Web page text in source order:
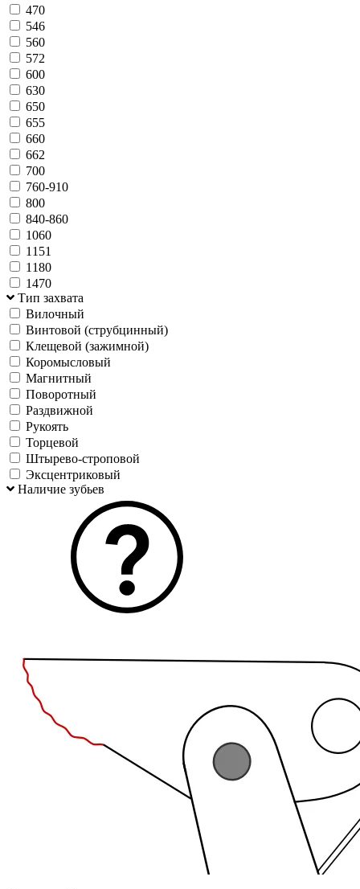
470
546
560
572
600
630
650
655
660
662
700
760-910
800
840-860
1060
1151
1180
1470
Тип захвата
Вилочный
Винтовой (струбцинный)
Клещевой (зажимной)
Коромысловый
Магнитный
Поворотный
Раздвижной
Рукоять
Торцевой
Штырево-строповой
Эксцентриковый
Наличие зубьев